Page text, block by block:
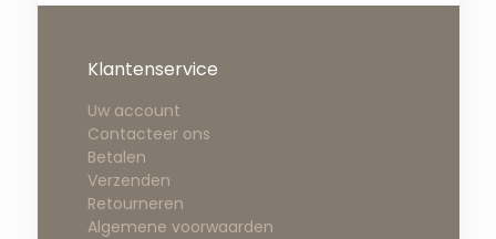
Klantenservice
Uw account
Contacteer ons
Betalen
Verzenden
Retourneren
Algemene voorwaarden